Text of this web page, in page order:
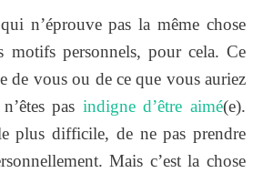
n’éprouve pas la même chose
motifs personnels, pour cela. Ce
de vous ou de ce que vous auriez
pas indigne d’être aimé(e).
plus difficile, de ne pas prendre
Mais c’est la chose